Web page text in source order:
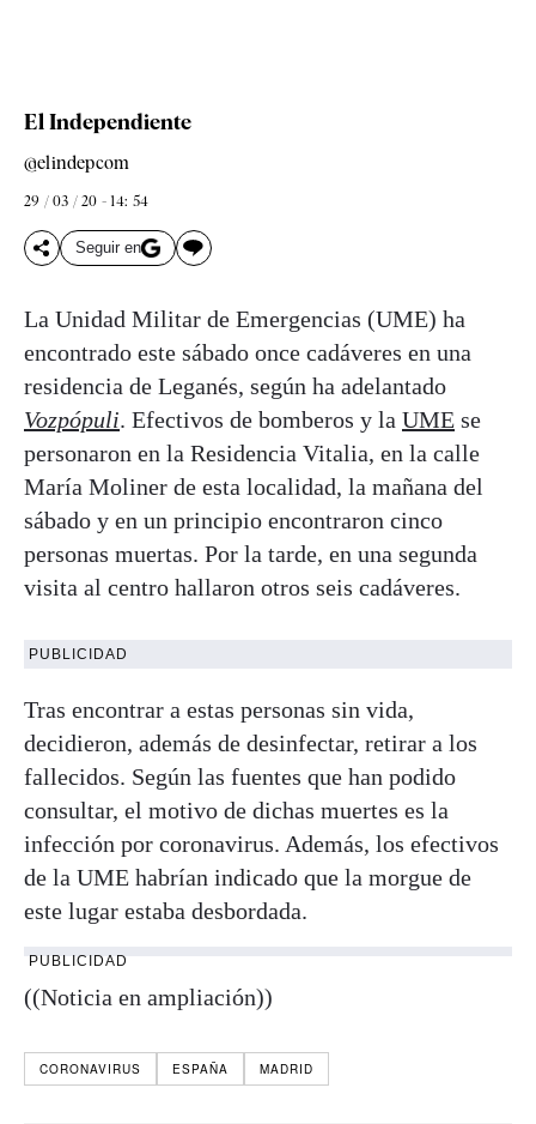
El Independiente
@elindepcom
29 / 03 / 20 - 14: 54
Seguir en
La Unidad Militar de Emergencias (UME) ha
encontrado este sábado once cadáveres en una
residencia de Leganés, según ha adelantado
Vozpópuli. Efectivos de bomberos y la UME se
personaron en la Residencia Vitalia, en la calle
María Moliner de esta localidad, la mañana del
sábado y en un principio encontraron cinco
personas muertas. Por la tarde, en una segunda
visita al centro hallaron otros seis cadáveres.
PUBLICIDAD
Tras encontrar a estas personas sin vida,
decidieron, además de desinfectar, retirar a los
fallecidos. Según las fuentes que han podido
consultar, el motivo de dichas muertes es la
infección por coronavirus. Además, los efectivos
de la UME habrían indicado que la morgue de
este lugar estaba desbordada.
PUBLICIDAD
((Noticia en ampliación))
CORONAVIRUS ESPAÑA MADRID